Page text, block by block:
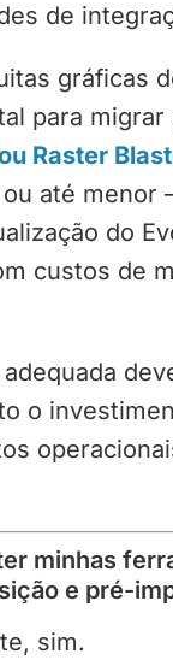
de
gráficas
para migrar
Raster
até menor
do
custos de
o
minhas
e pré-
sim.